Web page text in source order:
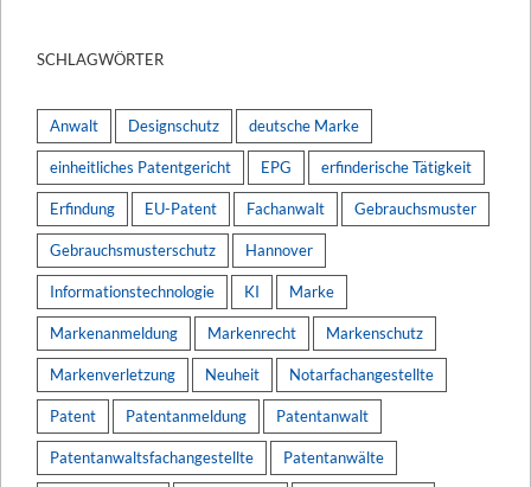
SCHLAGWÖRTER
Anwalt Designschutz deutsche Marke
einheitliches Patentgericht EPG erfinderische Tätigkeit
Erfindung EU-Patent Fachanwalt Gebrauchsmuster
Gebrauchsmusterschutz Hannover
Informationstechnologie KI Marke
Markenanmeldung Markenrecht Markenschutz
Markenverletzung Neuheit Notarfachangestellte
Patent Patentanmeldung Patentanwalt
Patentanwaltsfachangestellte Patentanwälte